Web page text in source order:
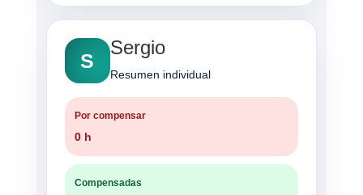
S
Sergio
Resumen individual
Por compensar
0 h
Compensadas